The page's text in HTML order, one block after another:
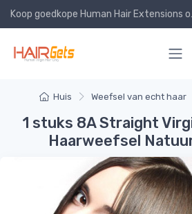
Koop
Huis Weefsel van echt haar
1 stuks 8A Straight
Haarweefsel